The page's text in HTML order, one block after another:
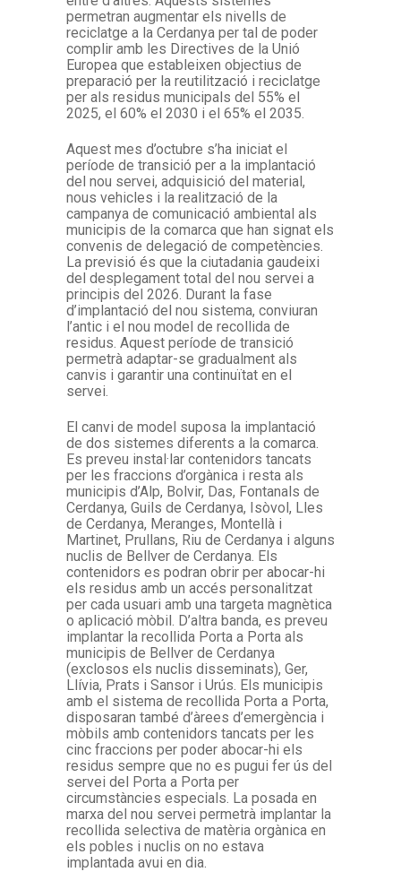
permetran augmentar els nivells de
reciclatge a la Cerdanya per tal de poder
complir amb les Directives de la Unió
Europea que estableixen objectius de
preparació per la reutilització i reciclatge
per als residus municipals del 55% el
2025, el 60% el 2030 i el 65% el 2035.
Aquest mes d’octubre s’ha iniciat el
període de transició per a la implantació
del nou servei, adquisició del material,
nous vehicles i la realització de la
campanya de comunicació ambiental als
municipis de la comarca que han signat els
convenis de delegació de competències.
La previsió és que la ciutadania gaudeixi
del desplegament total del nou servei a
principis del 2026. Durant la fase
d’implantació del nou sistema, conviuran
l’antic i el nou model de recollida de
residus. Aquest període de transició
permetrà adaptar-se gradualment als
canvis i garantir una continuïtat en el
servei.
El canvi de model suposa la implantació
de dos sistemes diferents a la comarca.
Es preveu instal·lar contenidors tancats
per les fraccions d’orgànica i resta als
municipis d’Alp, Bolvir, Das, Fontanals de
Cerdanya, Guils de Cerdanya, Isòvol, Lles
de Cerdanya, Meranges, Montellà i
Martinet, Prullans, Riu de Cerdanya i alguns
nuclis de Bellver de Cerdanya. Els
contenidors es podran obrir per abocar-hi
els residus amb un accés personalitzat
per cada usuari amb una targeta magnètica
o aplicació mòbil. D’altra banda, es preveu
implantar la recollida Porta a Porta als
municipis de Bellver de Cerdanya
(exclosos els nuclis disseminats), Ger,
Llívia, Prats i Sansor i Urús. Els municipis
amb el sistema de recollida Porta a Porta,
disposaran també d’àrees d’emergència i
mòbils amb contenidors tancats per les
cinc fraccions per poder abocar-hi els
residus sempre que no es pugui fer ús del
servei del Porta a Porta per
circumstàncies especials. La posada en
marxa del nou servei permetrà implantar la
recollida selectiva de matèria orgànica en
els pobles i nuclis on no estava
implantada avui en dia.